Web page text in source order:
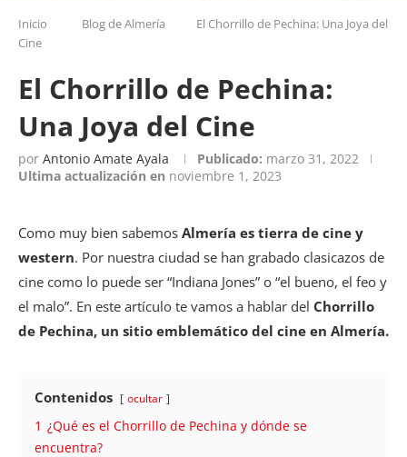
Inicio Blog de Almería
El Chorrillo de Pechina: Una Joya del
Cine
El Chorrillo de Pechina:
Una Joya del Cine
por Antonio Amate Ayala Publicado: marzo 31, 2022
Ultima actualización en noviembre 1, 2023
Como muy bien sabemos Almería es tierra de cine y
western. Por nuestra ciudad se han grabado clasicazos de
cine como lo puede ser “Indiana Jones” o “el bueno, el feo y
el malo”. En este artículo te vamos a hablar del Chorrillo
de Pechina, un sitio emblemático del cine en Almería.
Contenidos ocultar
1 ¿Qué es el Chorrillo de Pechina y dónde se
encuentra?